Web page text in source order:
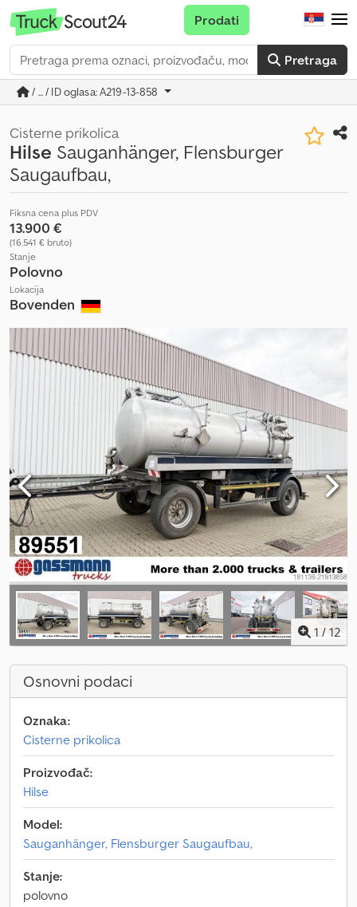
Pretraga
Prodati
/ ... / ID oglasa: A219-13-858
Cisterne prikolica
Hilse Sauganhänger, Flensburger
Saugaufbau,
Fiksna cena plus PDV
13.900 €
(16.541 € bruto)
Stanje
Polovno
Lokacija
Bovenden
1 / 12
Osnovni podaci
Oznaka:
Cisterne prikolica
Proizvođač:
Hilse
Model:
Sauganhänger, Flensburger Saugaufbau,
Stanje:
polovno